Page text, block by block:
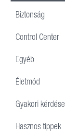
Biztonság
Control Center
Egyéb
Életmód
Gyakori
Hasznos tippek